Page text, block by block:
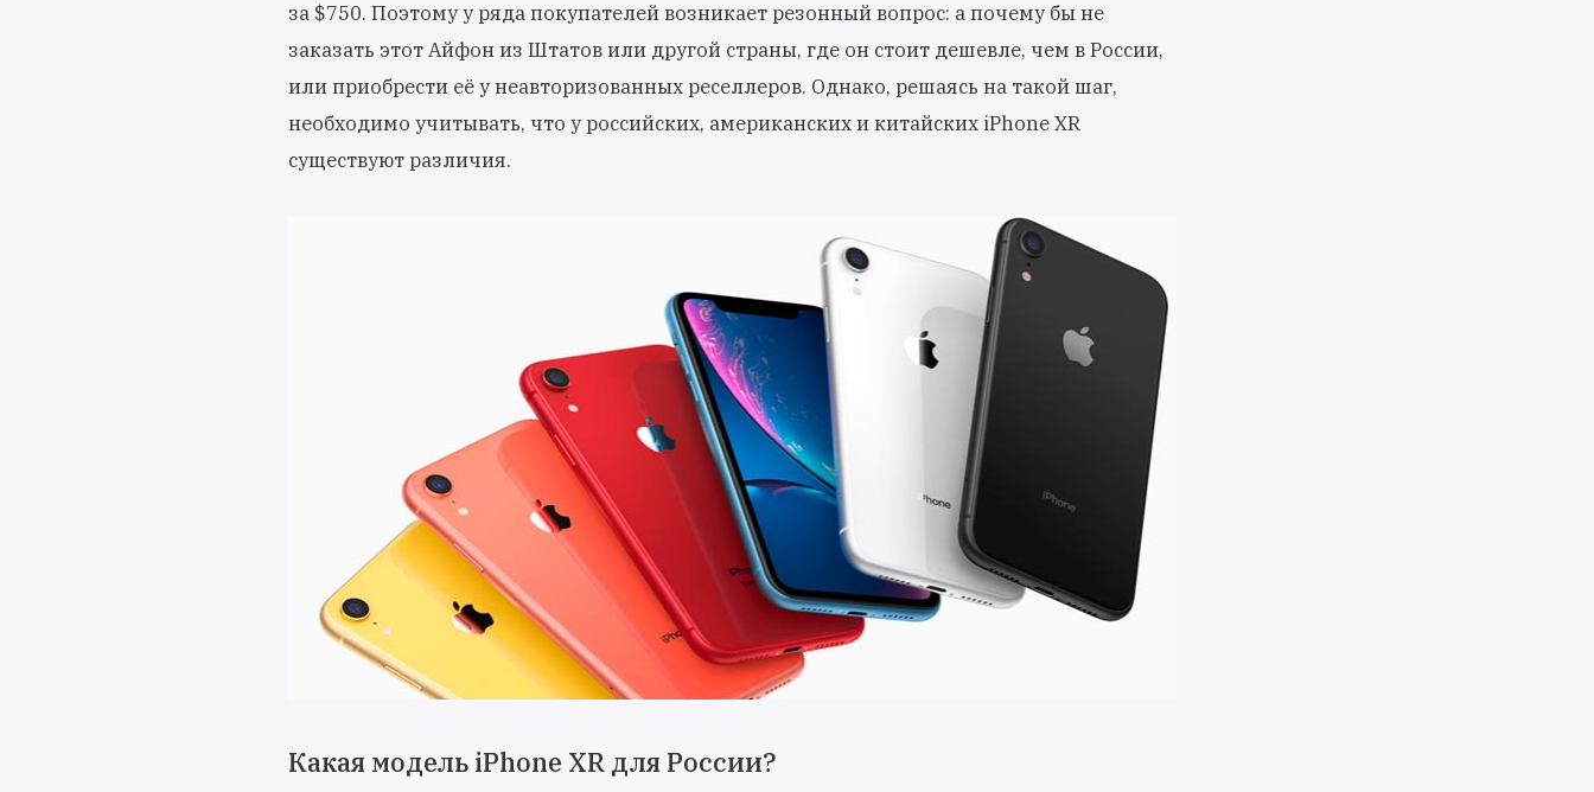
за $750. Поэтому у ряда покупателей возникает резонный вопрос: а почему бы не
заказать этот Айфон из Штатов или другой страны, где он стоит дешевле, чем в России,
или приобрести её у неавторизованных реселлеров. Однако, решаясь на такой шаг,
необходимо учитывать, что у российских, американских и китайских iPhone XR
существуют различия.
Какая модель iPhone XR для России?